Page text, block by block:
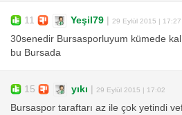
11 Yeşil79 | 29 Eylül 2015 | 17:27
30senedir Bursasporluyum kümede
bu Bursada
15 yıkı | 29 Eylül 2015 | 17:02
Bursaspor taraftarı az ile çok yetindi